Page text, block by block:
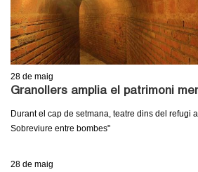
m
m
u
l
a
r
d
c
28 de maig
Granollers amplia el patrimoni
Durant el cap de setmana, teatre dins del refugi
Sobreviure entre bombes"
28 de maig